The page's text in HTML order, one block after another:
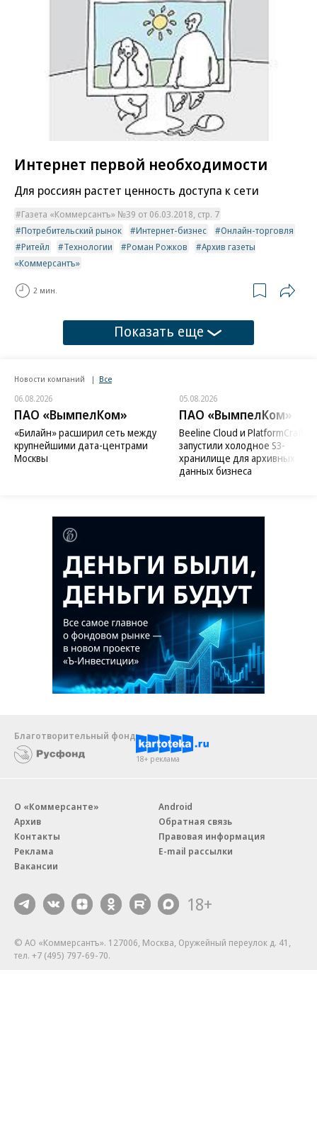
Интернет первой необходимости
Для россиян растет ценность доступа к сети
Газета «Коммерсантъ» №39 от 06.03.2018, стр. 7
Потребительский рынок
Интернет-бизнес
Онлайн-торговля
Ритейл
Технологии Роман Рожков
Архив газеты
«Коммерсантъ»
2 мин.
Показать еще
Новости компаний Все
06.08.2026
ПАО «ВымпелКом»
«Билайн» расширил сеть между
крупнейшими дата-центрами
Москвы
05.08.2026
ПАО «ВымпелКом»
Beeline Cloud и PlatformCraft
запустили холодное S3-
хранилище для архивных
данных бизнеса
Благотворительный фонд
18+ реклама
О «Коммерсанте»
Архив
Контакты
Реклама
Вакансии
Android
Обратная связь
Правовая информация
E-mail рассылки
18+
© АО «Коммерсантъ». 127006, Москва, Оружейный переулок д. 41,
тел. +7 (495) 797-69-70.